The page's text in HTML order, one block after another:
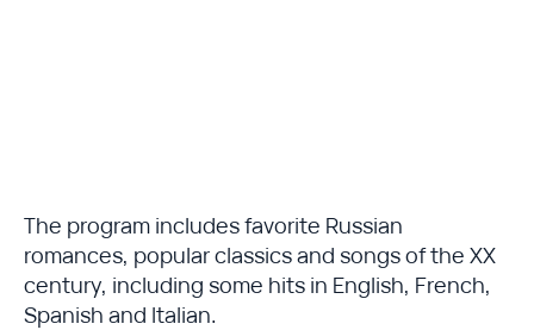
The program includes favorite Russian
romances, popular classics and songs of the XX
century, including some hits in English, French,
Spanish and Italian.